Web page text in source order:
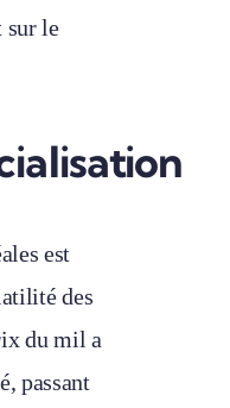
sur le
est
des
du mil a
passant